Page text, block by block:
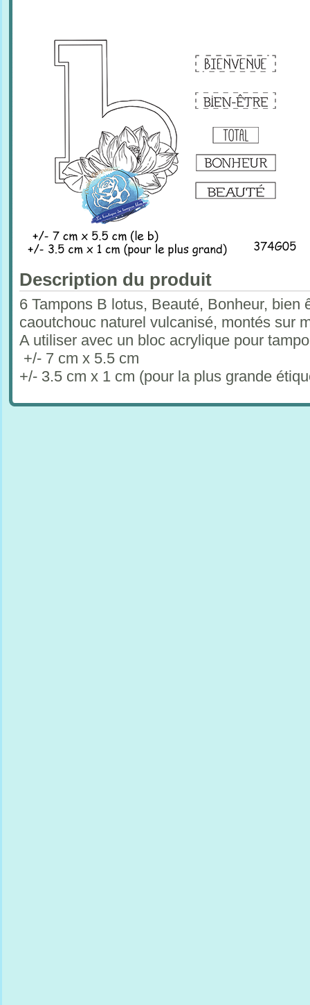
Description du produit
6 Tampons B lotus, Beauté, Bonheur, bien
caoutchouc naturel vulcanisé, montés sur
A utiliser avec un bloc acrylique pour
+/- 7 cm x 5.5 cm
+/- 3.5 cm x 1 cm (pour la plus grande